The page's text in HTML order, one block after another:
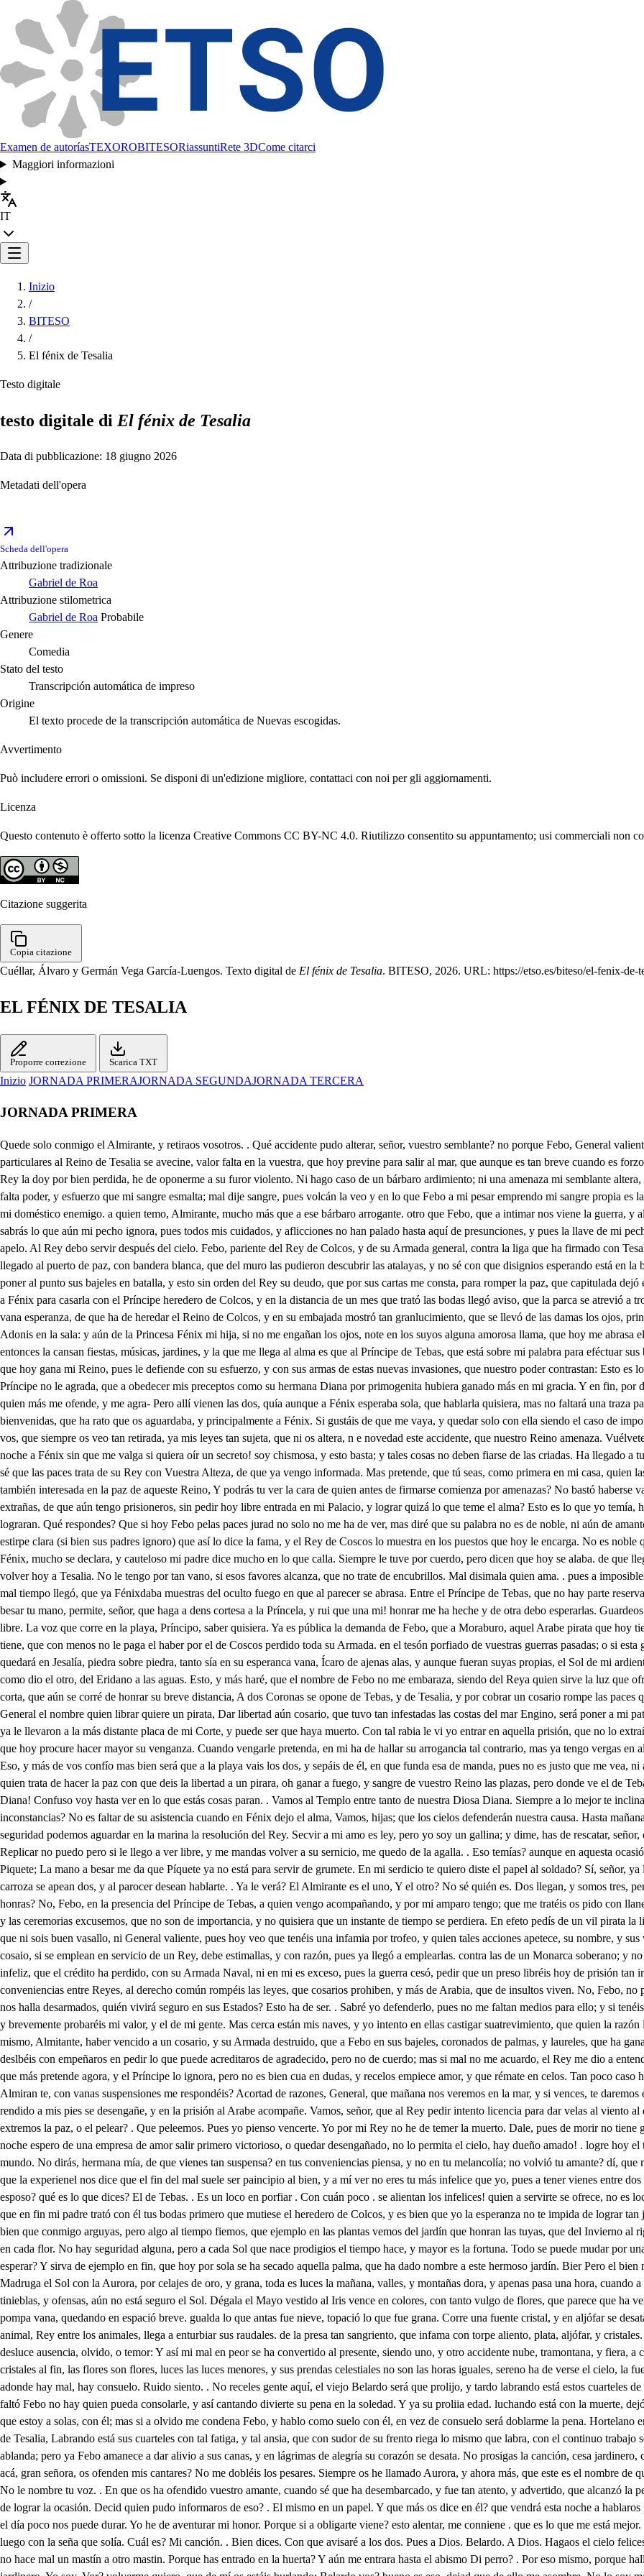
Examen de autoríasTEXOROBITESORiassuntiRete 3DCome citarci
Maggiori informazioni
IT
Inizio
/
BITESO
/
El fénix de Tesalia
Testo digitale
testo digitale di El fénix de Tesalia
Data di pubblicazione: 18 giugno 2026
Metadati dell'opera
Scheda dell'opera
Attribuzione tradizionale
Gabriel de Roa
Attribuzione stilometrica
Gabriel de Roa Probabile
Genere
Comedia
Stato del testo
Transcripción automática de impreso
Origine
El texto procede de la transcripción automática de Nuevas escogidas.
Avvertimento
Può includere errori o omissioni. Se disponi di un'edizione migliore, contattaci con noi per gli aggiornamenti.
Licenza
Questo contenuto è offerto sotto la licenza Creative Commons CC BY-NC 4.0. Riutilizzo consentito su appuntamento; usi commerciali non
Citazione suggerita
Copia citazione
Cuéllar, Álvaro y Germán Vega García-Luengos. Texto digital de El fénix de Tesalia. BITESO, 2026. URL: https://etso.es/biteso/el-fenix-de-
EL FÉNIX DE TESALIA
Proporre correzione Scarica TXT
Inizio JORNADA PRIMERAJORNADA SEGUNDAJORNADA TERCERA
JORNADA PRIMERA
Quede solo conmigo el Almirante, y retiraos vosotros. . Qué accidente pudo alterar, señor, vuestro semblante? no porque Febo, General valiente de esa Armada que infesta nuestras mares, y por fines quizá particulares al Reino de Tesalia se avecine, valor falta en la vuestra, que hoy previne para salir al mar, que aunque es tan breve cuando es forzoso, aventurarse debe, y yo aunque piense allí perder la vida, que por mi Rey la doy por bien perdida, he de oponerme a su furor violento. Ni hago caso de un bárbaro ardimiento; ni una amenaza mi semblante altera, cuando Marte a mis Armas se opusiera, Rey de Tesalia soy, y no me falta poder, y esfuerzo que mi sangre esmalta; mal dije sangre, pues volcán la veo y en lo que Febo a mi pesar emprendo mi sangre propia es la que me ofende, Vuestra sangre, señor? Mi sangre digo que es contra mi doméstico enemigo. a quien temo, Almirante, mucho más que a ese bárbaro arrogante. otro que Febo, que a intimar nos viene la guerra, y al cómvate se previene, no sé qué tenga vuestro Reino ahora- Oye, y sabrás lo que aún mi pecho ignora, pues todos mis cuidados, y aflicciones no han palado hasta aquí de presunciones, y pues la llave de mi pecho eres, oye lo que presumo, y si me vieres. apasionado, a tu consejo apelo. Al Rey debo servir después del cielo. Febo, pariente del Rey de Colcos, y de su Armada general, contra la liga que ha firmado con Tesalia, corre agora nuestras costas, y condos naves armadas dicen que ha llegado al puerto de paz, con bandera blanca, que del muro las pudieron descubrir las atalayas, y no sé con que disignios esperando está en la barra la permisión para verse conmigo, y si no la alcanza (que no hará) poner al punto sus bajeles en batalla, y esto sin orden del Rey su deudo, que por sus cartas me consta, para romper la paz, que capitulada dejó él propio, cuando vino a mi Corte a efectuarla, y juntamente a pedirme a Fénix para casarla con el Príncipe heredero de Colcos, y en la distancia de un mes que trató las bodas llegó aviso, que la parca se atrevió a troncar la flor de su juventudlozaro. Muerto su Príncipe, alienta Febo una vana esperanza, de que ha de heredar el Reino de Colcos, y en su embajada mostró tan granlucimiento, que se llevó de las damas los ojos, principalmente en el festín, y en la valla, siendo en la justa un Rujero, y un Adonis en la sala: y aún de la Princesa Fénix mi hija, si no me engañan los ojos, note en los suyos alguna amorosa llama, que hoy me abrasa el corazón, y a ella no se si le abrasa el pecho, pero sé bien que desde entonces la cansan fiestas, músicas, jardines, y la que me llega al alma es que al Príncipe de Tebas, que está sobre mi palabra para eféctuar sus bodas con ella, se las dilata, o se las niega, sin ver lo que pierde, y lo que hoy gana mi Reino, pues le defiende con su esfuerzo, y con sus armas de estas nuevas invasiones, que nuestro poder contrastan: Esto es lo que temo en Fénix heredera de mi casa, pues un vasallo apetece, y un Príncipe no le agrada, que a obedecer mis preceptos como su hermana Diana por primogenita hubiera ganado más en mi gracia. Y en fin, por decirlo todo de una vez, esta es la causa porque os dije que es mi sangre quien más me ofende, y me agra- Pero allí vienen las dos, quía aunque a Fénix esperaba sola, que hablarla quisiera, mas no faltará una traza para examinar su pecho sin que lo escuchen sus damas. Seáis hijas bienvenidas, que ha rato que os aguardaba, y principalmente a Fénix. Si gustáis de que me vaya, y quedar solo con ella siendo el caso de importancia; No, Diava, que no puede embarázar una hermana, y más como vos, que siempre os veo tan retirada, ya mis leyes tan sujeta, que ni os altera, n e novedad este accidente, que nuestro Reino amenaza. Vuélvete a mi cuarto, Astrea, y tú, Florilla. . Que haya de acompañar día, y noche a Fénix sin que me valga si quiera oír un secreto! soy chismosa, y esto basta; y tales cosas no deben fiarse de las criadas. Ha llegado a tunoticia, Fénix, que licencia aguarda Febo para hablar conmigo? Bien sé que las paces trata de su Rey con Vuestra Alteza, de que ya vengo informada. Mas pretende, que tú seas, como primera en mi casa, quien las acete, y las firme. Y no es esa circunstancia para negarle, pues yo soy también interesada en la paz de aqueste Reino, Y podrás tu ver la cara de quien antes de firmarse comienza por amenazas? No bastó haberse valido en la primera batalla, de que salí victorioso, de Naciones tan extrañas, de que aún tengo prisioneros, sin pedir hoy libre entrada en mi Palacio, y lograr quizá lo que teme el alma? Esto es lo que yo temía, ha cielos! ya me espantaba que con gusto de mi padre sus deseos se lograran. Qué respondes? Que si hoy Febo pelas paces jurad no solo no me ha de ver, mas diré que su palabra no es de noble, ni aún de amante, pues cuando ruega amenaza. No lo trates de esa suerte, que viene de estirpe clara (si bien sus padres ignoro) que así lo dice la fama, y el Rey de Coscos lo muestra en los puestos que hoy le encarga. No es noble quien lo que más desea, olvida sin causa. Según lo que me ha gontado, Fénix, mucho se declara, y cauteloso mi padre dice mucho en lo que calla. Siempre le tuve por cuerdo, pero dicen que hoy se alaba. de que llegó a merecer los favores de una dama, y esta es la ocasión sin duda. de volver hoy a Tesalia. No le tengo por tan vano, si esos favores alcanza, que no trate de encubrillos. Mal disimala quien ama. . pues a imposibles aspira El Prino pe mí señor aguarda en esa resala vuestra licencia. A mal tiempo llegó, que ya Fénixdaba muestras del oculto fuego en que al parecer se abrasa. Entre el Príncipe de Tebas, que no hay parte reservada para quien por Fénix deja sus vasallos, y su patria. Después de besar tu mano, permite, señor, que haga a dens cortesa a la Príncela, y rui que una mi! honrar me ha heche y de otra debo esperarlas. Guardeos gran señor, el cielo Y a mí de lisonjas vanas, . que no ha de lograrme libre. La voz que corre en la playa, Príncipo, saber quisiera. Ya es pública la demanda de Febo, que a Moraburo, aquel Arabe pirata que hoy tienes por prisionero, le deslibertad, que es tanta la obligación que le tiene, que con menos no le paga el haber por el de Coscos perdido toda su Armada. en el tesón porfiado de vuestras guerras pasadas; o si esta gracia le niegas, a vista de tus murallas, juntará sus naves todas, y no quedará en Jesalía, piedra sobre piedra, tanto sía en su esperanca vana, Ícaro de ajenas alas, y aunque fueran suyas propias, el Sol de mi ardiente espada las pudiera resolver en cenizas, y a esas playas dar nombre, como dio el otro, del Eridano a las aguas. Esto, y más haré, que el nombre de Febo no me embaraza, siendo del Reya quien sirve la luz que ofrece prestada un vastallo del de Colzos, Isla que Neptuno abrasa, y tan corta, que aún se corré de honrar su breve distancia, A dos Coronas se opone de Tebas, y